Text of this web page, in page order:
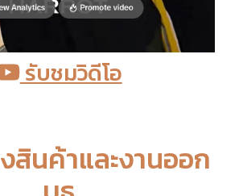
รับชมวิดีโอ
สินค้าและงานออก